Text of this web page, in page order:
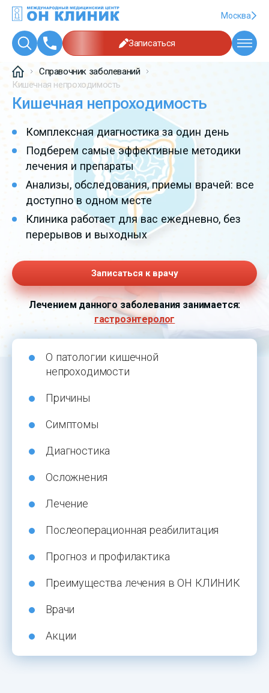
Москва
Записаться
Справочник заболеваний
Кишечная непроходимость
Кишечная непроходимость
Комплексная диагностика за один день
Подберем самые эффективные методики
лечения и препараты
Анализы, обследования, приемы врачей: все
доступно в одном месте
Клиника работает для вас ежедневно, без
перерывов и выходных
Записаться к врачу
Лечением данного заболевания занимается:
гастроэнтеролог
О патологии кишечной
непроходимости
Причины
Симптомы
Диагностика
Осложнения
Лечение
Послеоперационная реабилитация
Прогноз и профилактика
Преимущества лечения в ОН КЛИНИК
Врачи
Акции